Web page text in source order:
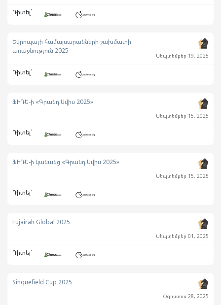
Դիտել`
Եվրոպայի համալսարանների շախմատի
առաջնություն 2025
Սեպտեմբեր 19, 2025
Դիտել`
ՖԻԴԵ-ի «Գրանդ Սվիս 2025»
Սեպտեմբեր 15, 2025
Դիտել`
ՖԻԴԵ-ի կանանց «Գրանդ Սվիս 2025»
Սեպտեմբեր 15, 2025
Դիտել`
Fujairah Global 2025
Սեպտեմբեր 01, 2025
Դիտել`
Sinquefield Cup 2025
Օգոստոս 28, 2025